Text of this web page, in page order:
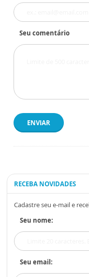
Seu comentário
ENVIAR
RECEBA NOVIDADES
Cadastre seu e-mail e
Seu nome:
Seu email: